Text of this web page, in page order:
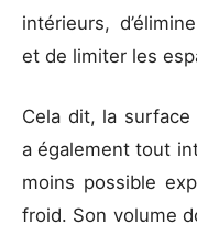
intérieurs,
et de limiter les
Cela dit, la surface
a également tout
moins possible
froid. Son volume